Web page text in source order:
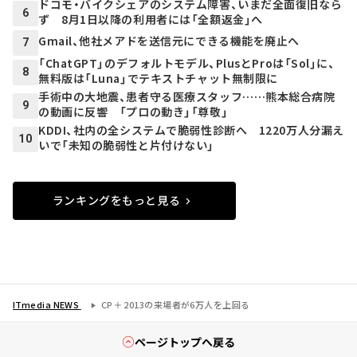
6
ドコモ・バイクシェアのシステム障害、いまだ全面復旧なら
ず 8月1日以降の利用者には「全額返金」へ
7 Gmail、他社メアドを送信元にできる機能を廃止へ
8
「ChatGPT」のデフォルトモデル、PlusとProは「Sol」に、
無料版は「Luna」でテキストチャット無制限に
9
手術中の大地震、患者守る医療スタッフ……熊本総合病院
の動画に反響 「プロの動き」「尊敬」
10
KDDI、社内の全システムで脆弱性診断へ 1220万人分漏え
いで「未知の脆弱性と片付けない」
ランキングをもっと見る
ITmedia NEWS CP＋ 2013の来場者が6万人を上回る
ページトップへ戻る